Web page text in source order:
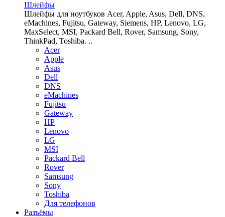
Шлейфы
Шлейфы для ноутбуков Acer, Apple, Asus, Dell, DNS,
eMachines, Fujitsu, Gateway, Siemens, HP, Lenovo, LG,
MaxSelect, MSI, Packard Bell, Rover, Samsung, Sony,
ThinkPad, Toshiba. ..
Acer
Apple
Asus
Dell
DNS
eMachines
Fujitsu
Gateway
HP
Lenovo
LG
MSI
Packard Bell
Rover
Samsung
Sony
Toshiba
Для телефонов
Разъёмы